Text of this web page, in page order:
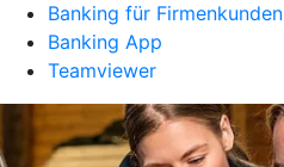
Banking für Firmenkunden
Banking App
Teamviewer